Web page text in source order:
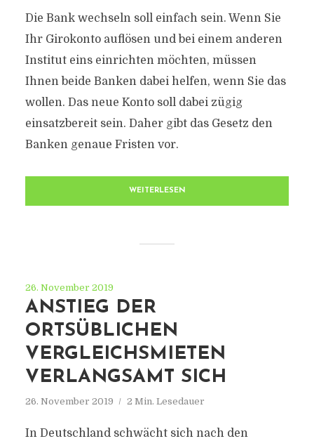
Die Bank wechseln soll einfach sein. Wenn Sie
Ihr Girokonto auflösen und bei einem anderen
Institut eins einrichten möchten, müssen
Ihnen beide Banken dabei helfen, wenn Sie das
wollen. Das neue Konto soll dabei zügig
einsatzbereit sein. Daher gibt das Gesetz den
Banken genaue Fristen vor.
WEITERLESEN
26. November 2019
ANSTIEG DER
ORTSÜBLICHEN
VERGLEICHSMIETEN
VERLANGSAMT SICH
26. November 2019 2 Min. Lesedauer
In Deutschland schwächt sich nach den